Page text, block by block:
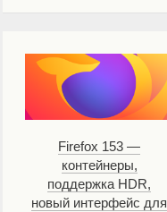
Firefox 153 —
контейнеры,
поддержка HDR,
новый интерфейс для